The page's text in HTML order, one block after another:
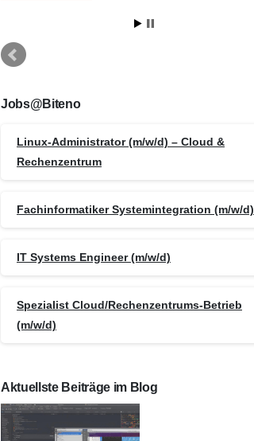
Jobs@Biteno
Linux-Administrator (m/w/d) – Cloud &
Rechenzentrum
Fachinformatiker Systemintegration (m/w/d)
IT Systems Engineer (m/w/d)
Spezialist Cloud/Rechenzentrums-Betrieb
(m/w/d)
Aktuellste Beiträge im Blog